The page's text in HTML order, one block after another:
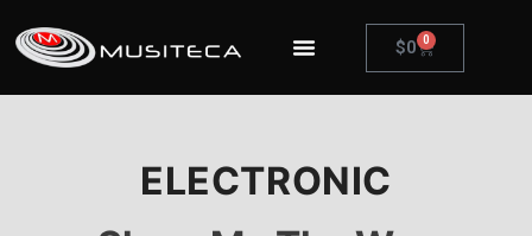
$0 0
ELECTRONIC